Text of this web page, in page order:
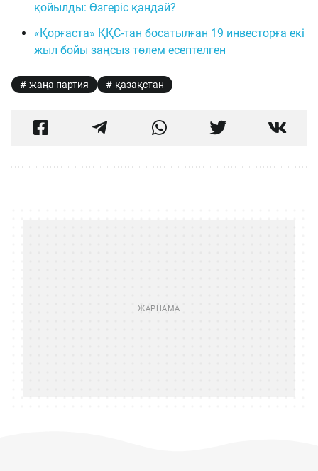
қойылды: Өзгеріс қандай?
«Қорғаста» ҚҚС-тан босатылған 19 инвесторға екі
жыл бойы заңсыз төлем есептелген
жаңа партия қазақстан